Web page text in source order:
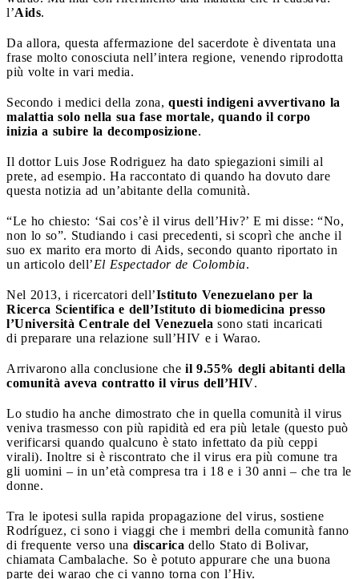
l’Aids.
Da allora, questa affermazione del sacerdote è diventata una
frase molto conosciuta nell’intera regione, venendo riprodotta
più volte in vari media.
Secondo i medici della zona, questi indigeni avvertivano la
malattia solo nella sua fase mortale, quando il corpo
inizia a subire la decomposizione.
Il dottor Luis Jose Rodriguez ha dato spiegazioni simili al
prete, ad esempio. Ha raccontato di quando ha dovuto dare
questa notizia ad un’abitante della comunità.
“Le ho chiesto: ‘Sai cos’è il virus dell’Hiv?’ E mi disse: “No,
non lo so”. Studiando i casi precedenti, si scoprì che anche il
suo ex marito era morto di Aids, secondo quanto riportato in
un articolo dell’El Espectador de Colombia.
Nel 2013, i ricercatori dell’Istituto Venezuelano per la
Ricerca Scientifica e dell’Istituto di biomedicina presso
l’Università Centrale del Venezuela sono stati incaricati
di preparare una relazione sull’HIV e i Warao.
Arrivarono alla conclusione che il 9.55% degli abitanti della
comunità aveva contratto il virus dell’HIV.
Lo studio ha anche dimostrato che in quella comunità il virus
veniva trasmesso con più rapidità ed era più letale (questo può
verificarsi quando qualcuno è stato infettato da più ceppi
virali). Inoltre si è riscontrato che il virus era più comune tra
gli uomini – in un’età compresa tra i 18 e i 30 anni – che tra le
donne.
Tra le ipotesi sulla rapida propagazione del virus, sostiene
Rodríguez, ci sono i viaggi che i membri della comunità fanno
di frequente verso una discarica dello Stato di Bolivar,
chiamata Cambalache. So è potuto appurare che una buona
parte dei warao che ci vanno torna con l’Hiv.